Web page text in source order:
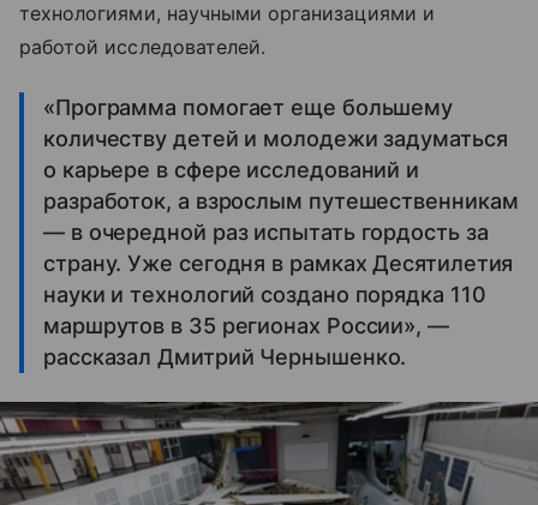
технологиями, научными организациями и
работой исследователей.
«Программа помогает еще большему
количеству детей и молодежи задуматься
о карьере в сфере исследований и
разработок, а взрослым путешественникам
— в очередной раз испытать гордость за
страну. Уже сегодня в рамках Десятилетия
науки и технологий создано порядка 110
маршрутов в 35 регионах России», —
рассказал Дмитрий Чернышенко.